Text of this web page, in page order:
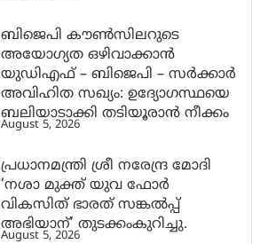
ബിജെപി കൗൺസിലറുടെ
അയോഗ്യത ഒഴിവാക്കാൻ
യുഡിഎഫ് – ബിജെപി – സർക്കാർ
അവിഹിത സഖ്യം: ഉദ്യോഗസ്ഥയെ
ബലിയാടാക്കി തടിയൂരാൻ നീക്കം
August 5, 2026
പ്രധാനമന്ത്രി ശ്രീ നരേന്ദ്ര മോദി
‘നശാ മുക്ത് യുവ ഫോർ
വികസിത് ഭാരത് സങ്കൽപ്പ്
അഭിയാന്’ തുടക്കംകുറിച്ചു.
August 5, 2026